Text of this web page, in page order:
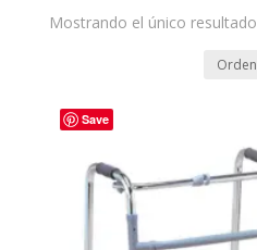
Mostrando el único resultado
Save